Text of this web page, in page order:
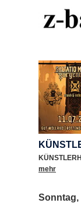
mehr
Sonntag,